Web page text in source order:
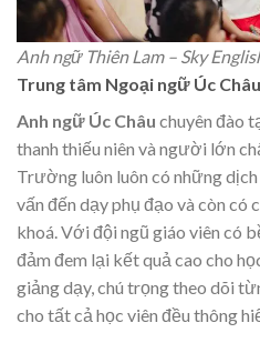
Anh ngữ Thiên Lam – Sky
Trung tâm Ngoại ngữ Úc Châu
Anh ngữ Úc Châu chuyên đào
thanh thiếu niên và người lớn
Trường luôn luôn có những
vấn đến dạy phụ đạo và còn có
khoá. Với đội ngũ giáo viên có
đảm đem lại kết quả cao cho
giảng dạy, chú trọng theo dõi
cho tất cả học viên đều thông